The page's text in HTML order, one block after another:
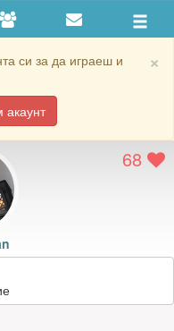
×
си за да играеш и
68